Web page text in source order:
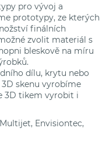
pro vývoj a
prototypy, ze kterých
finálních
zvolit materiál s
bleskově na míru
dílu, krytu nebo
skenu vyrobíme
3D tikem vyrobit i
Envisiontec,